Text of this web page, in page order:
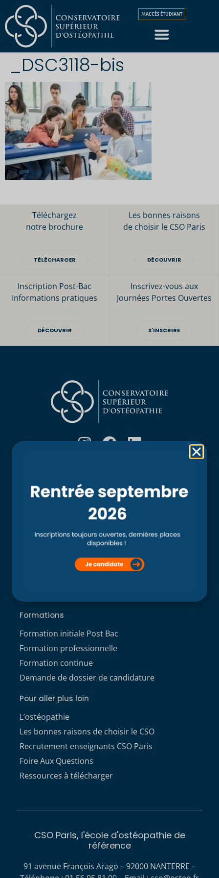
ACCÈS ÉTUDIANT
_DSC3118-bis
Téléchargez
notre brochure
TÉLÉCHARGER
Les bonnes raisons
de choisir le CSO Paris
DÉCOUVRIR
Inscription Post-Bac
Informations pratiques
DÉCOUVRIR
Inscrivez-vous aux
Journées Portes Ouvertes
S'INSCRIRE
Accueil
L’école
Clinique externe
Clinique ostéopathique interne du CSO Paris
Service aux étudiants
Formations
Formation initiale Post Bac
Formation professionnelle
Formation continue
Demande de dossier de candidature
Pour aller plus loin
L’ostéopathie
Les bonnes raisons de choisir le CSO
Recrutement enseignants CSO Paris
Foire Aux Questions
Ressources à télécharger
CSO Paris, l'école d'ostéopathie de
référence
91 avenue François Arago – 92000 NANTERRE –